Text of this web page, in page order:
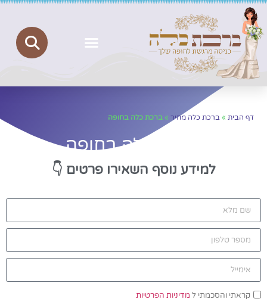
דף הבית »ברכת כלה מחיר »ברכת כלה בחופה
ברכת כלה בחופה
למידע נוסף השאירו פרטים 👇
קראתי והסכמתי ל מדיניות הפרטיות